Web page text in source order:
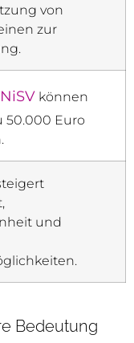
von
zur
NiSV können
50.000 Euro
und
Bedeutung